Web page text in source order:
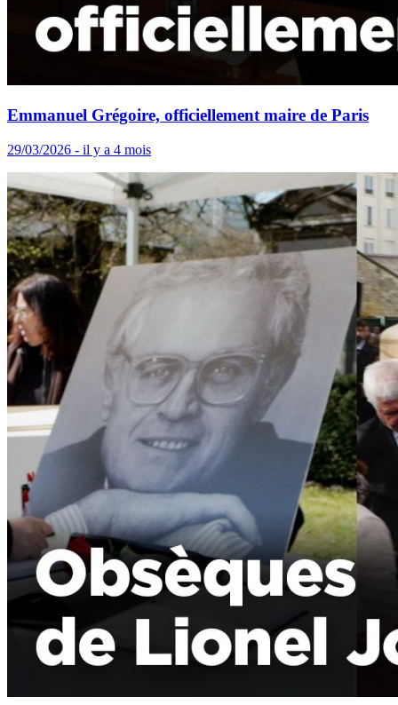
Emmanuel Grégoire, officiellement maire de Paris
29/03/2026 - il y a 4 mois